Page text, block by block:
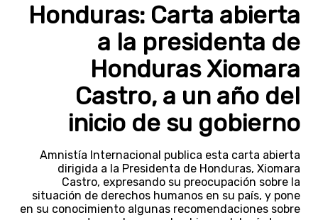
Honduras: Carta abierta
a la presidenta de
Honduras Xiomara
Castro, a un año del
inicio de su gobierno
Amnistía Internacional publica esta carta abierta
dirigida a la Presidenta de Honduras, Xiomara
Castro, expresando su preocupación sobre la
situación de derechos humanos en su país, y pone
en su conocimiento algunas recomendaciones sobre